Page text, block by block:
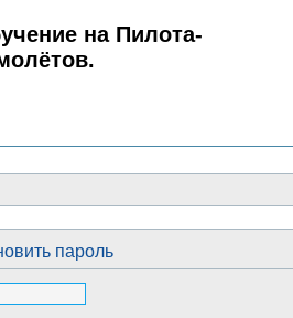
на Пилота-
пароль